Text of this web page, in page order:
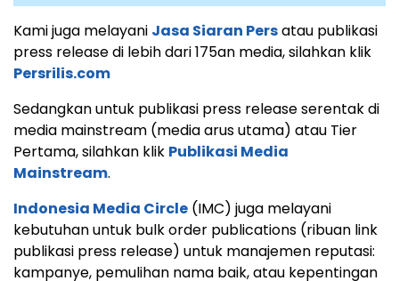
Kami juga melayani Jasa Siaran Persatau publikasi
press release di lebih dari 175an media, silahkan klik
Persrilis.com
Sedangkan untuk publikasi press release serentak di
media mainstream (media arus utama) atau Tier
Pertama, silahkan klik Publikasi Media
Mainstream.
Indonesia Media Circle (IMC) juga melayani
kebutuhan untuk bulk order publications (ribuan link
publikasi press release) untuk manajemen reputasi:
kampanye, pemulihan nama baik, atau kepentingan